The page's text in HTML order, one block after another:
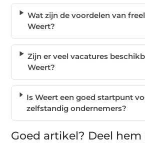
Wat zijn de voordelen van
Weert?
Zijn er veel vacatures
Weert?
Is Weert een goed startpunt
zelfstandig ondernemers?
Goed artikel? Deel hem